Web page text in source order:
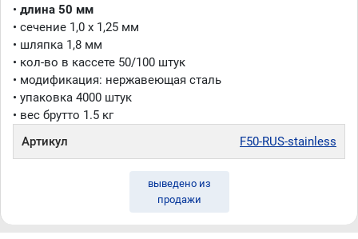
• длина 50 мм
• сечение 1,0 x 1,25 мм
• шляпка 1,8 мм
• кол-во в кассете 50/100 штук
• модификация: нержавеющая сталь
• упаковка 4000 штук
• вес брутто 1.5 кг
Артикул
F50-RUS-stainless
выведено из
продажи